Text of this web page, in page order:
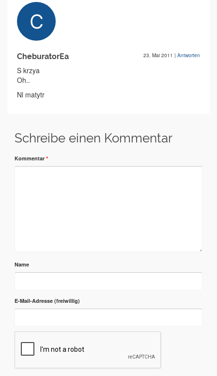
CheburatorEa 23. Mai 2011 | Antworten
S krzya
Oh..
Nl matytr
Schreibe einen Kommentar
Kommentar *
Name
E-Mail-Adresse